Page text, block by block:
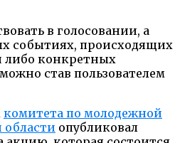
в голосовании, а
событиях, происходящих
либо конкретных
став пользователем
комитета по молодежной
области опубликовал